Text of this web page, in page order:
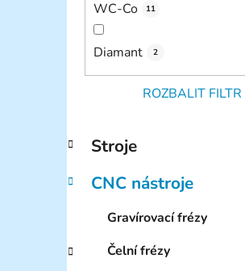
WC-Co 11
Diamant 2
ROZBALIT FILTR
Přeskočit
kategorie
K
a
e
i
Stroje
CNC nástroje
Gravírovací frézy
Čelní frézy